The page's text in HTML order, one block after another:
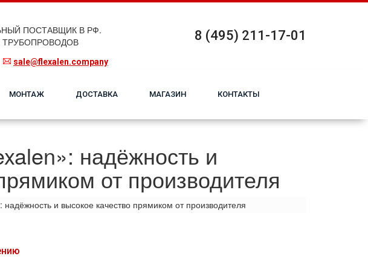
ПОСТАВЩИК В РФ.
sale@flexalen.company
8 (495) 211-17-01
МОНТАЖ ДОСТАВКА МАГАЗИН КОНТАКТЫ
надёжность и
от производителя
и высокое качество прямиком от производителя